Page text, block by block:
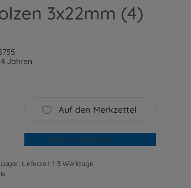
3x22mm (4)
Jahren
Auf den Merkzettel
In den Warenkorb
Lieferzeit 1-3 Werktage